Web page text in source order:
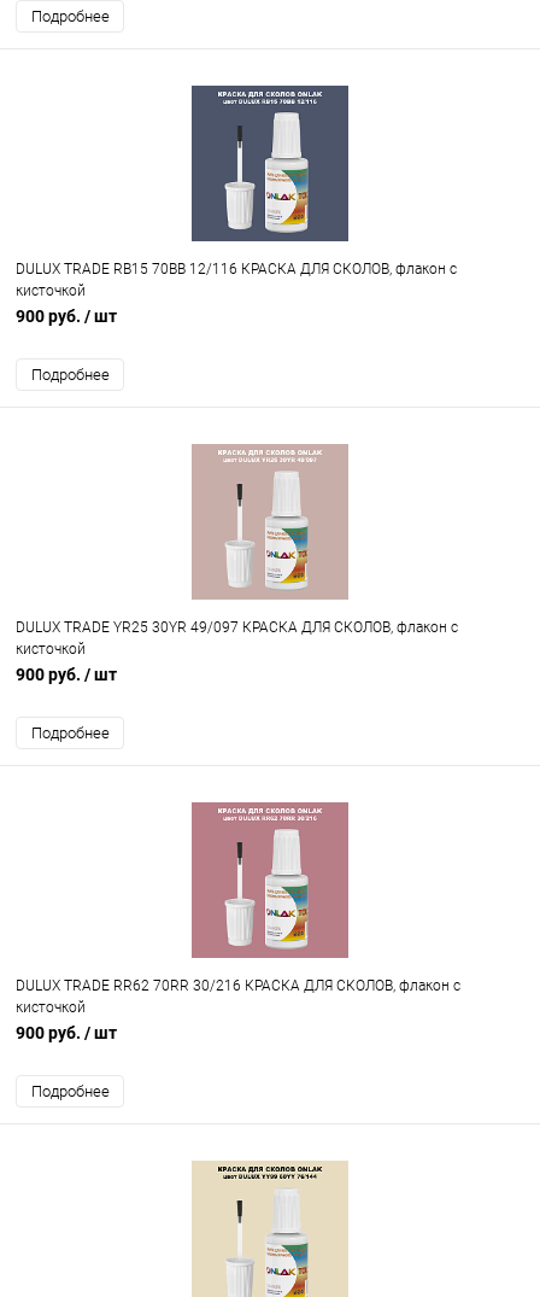
Подробнее
DULUX TRADE RB15 70BB 12/116 КРАСКА ДЛЯ СКОЛОВ, флакон с
кисточкой
900 руб. / шт
Подробнее
DULUX TRADE YR25 30YR 49/097 КРАСКА ДЛЯ СКОЛОВ, флакон с
кисточкой
900 руб. / шт
Подробнее
DULUX TRADE RR62 70RR 30/216 КРАСКА ДЛЯ СКОЛОВ, флакон с
кисточкой
900 руб. / шт
Подробнее